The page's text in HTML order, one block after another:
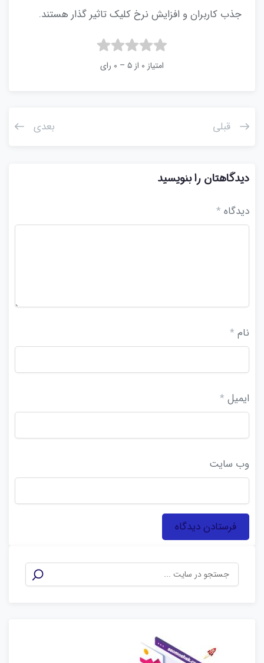
جذب کاربران و افزایش نرخ کلیک تاثیر گذار هستند.
امتیاز ۰ از ۵ – ۰ رای
قبلی بعدی
دیدگاهتان را بنویسید
دیدگاه *
نام *
ایمیل *
وب‌ سایت